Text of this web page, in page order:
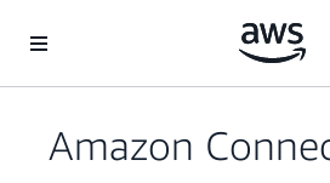
Amazon